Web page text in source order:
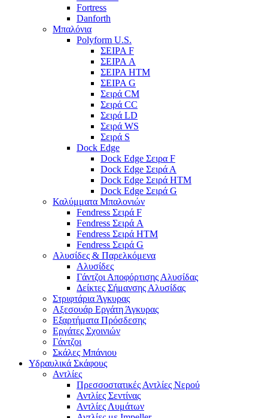
Fortress
Danforth
Μπαλόνια
Polyform U.S.
ΣΕΙΡΑ F
ΣΕΙΡΑ A
ΣΕΙΡΑ HTM
ΣΕΙΡΑ G
Σειρά CM
Σειρά CC
Σειρά LD
Σειρά WS
Σειρά S
Dock Edge
Dock Edge Σειρα F
Dock Edge Σειρά Α
Dock Edge Σειρά HTM
Dock Edge Σειρά G
Καλύμματα Μπαλονιών
Fendress Σειρά F
Fendress Σειρά A
Fendress Σειρά HTM
Fendress Σειρά G
Αλυσίδες & Παρελκόμενα
Αλυσίδες
Γάντζοι Αποφόρτισης Αλυσίδας
Δείκτες Σήμανσης Αλυσίδας
Στριφτάρια Άγκυρας
Αξεσουάρ Εργάτη Άγκυρας
Εξαρτήματα Πρόσδεσης
Εργάτες Σχοινιών
Γάντζοι
Σκάλες Μπάνιου
Υδραυλικά Σκάφους
Αντλίες
Πρεσσοστατικές Αντλίες Νερού
Αντλίες Σεντίνας
Αντλίες Λυμάτων